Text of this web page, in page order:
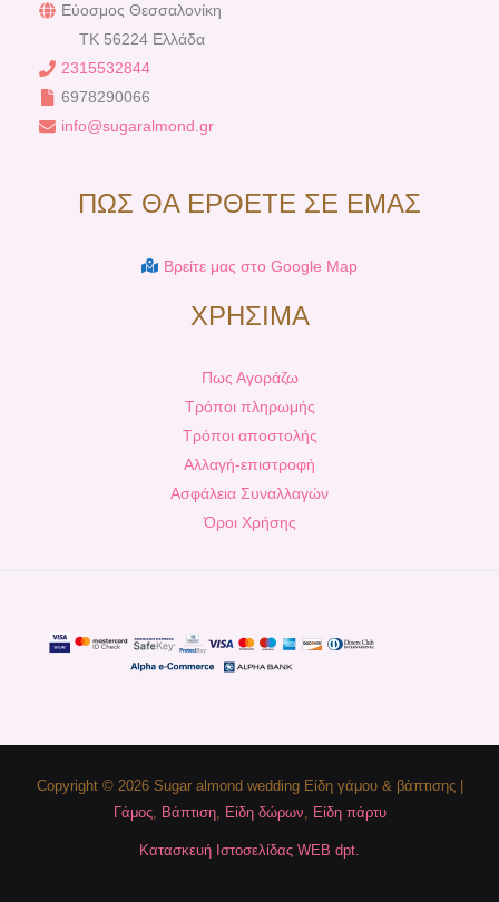
Εύοσμος Θεσσαλονίκη
TK 56224 Ελλάδα
2315532844
6978290066
info@sugaralmond.gr
ΠΩΣ ΘΑ ΕΡΘΕΤΕ ΣΕ ΕΜΑΣ
Βρείτε μας στο Google Map
ΧΡΗΣΙΜΑ
Πως Αγοράζω
Τρόποι πληρωμής
Τρόποι αποστολής
Αλλαγή-επιστροφή
Ασφάλεια Συναλλαγών
Όροι Χρήσης
Copyright © 2026 Sugar almond wedding Είδη γάμου & βάπτισης |
Γάμος, Βάπτιση, Είδη δώρων, Είδη πάρτυ
Κατασκευή Ιστοσελίδας WEB dpt.